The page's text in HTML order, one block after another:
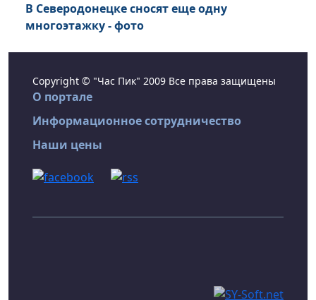
В Северодонецке сносят еще одну
многоэтажку - фото
Copyright © "Час Пик" 2009 Все права защищены
О портале
Информационное сотрудничество
Наши цены